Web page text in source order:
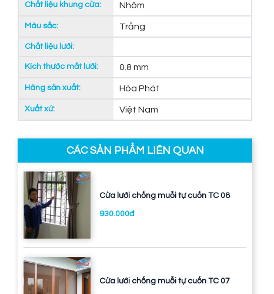
Chất liệu khung cửa: Nhôm
Màu sắc: Trắng
Chất liệu lưới:
Kích thước mắt lưới: 0.8 mm
Hãng sản xuất: Hòa Phát
Xuất xứ: Việt Nam
CÁC SẢN PHẨM LIÊN QUAN
Cửa lưới chống muỗi tự cuốn TC 08
930.000đ
Cửa lưới chống muỗi tự cuốn TC 07